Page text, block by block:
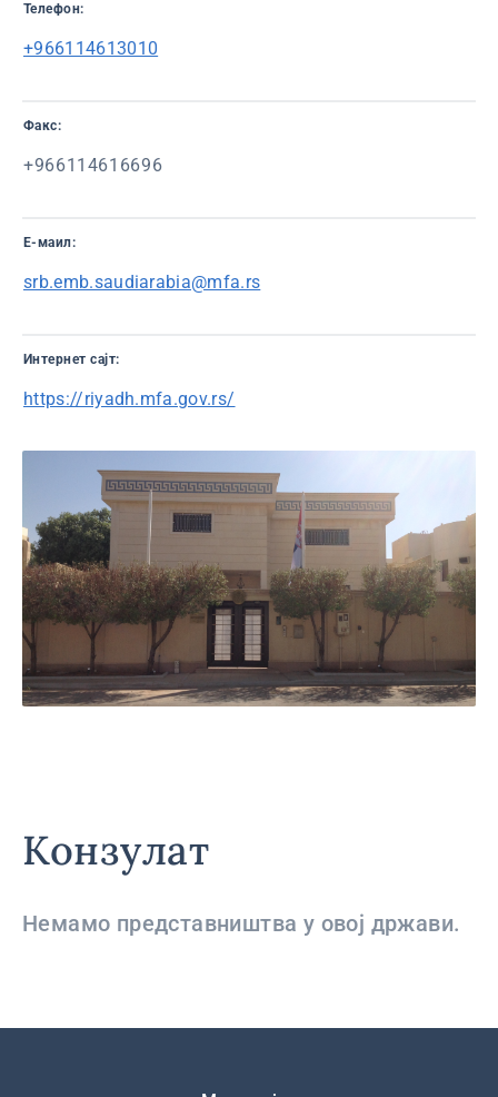
Телефон:
+966114613010
Факс:
+966114616696
Е-маил:
srb.emb.saudiarabia@mfa.rs
Интернет сајт:
https://riyadh.mfa.gov.rs/
Конзулат
Немамо представништва у овој држави.